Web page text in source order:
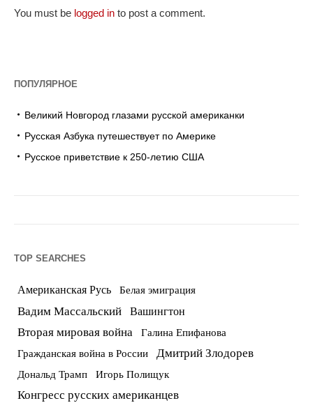
You must be logged in to post a comment.
ПОПУЛЯРНОЕ
Великий Новгород глазами русской американки
Русская Азбука путешествует по Америке
Русское приветствие к 250-летию США
TOP SEARCHES
Американская Русь Белая эмиграция
Вадим Массальский Вашингтон
Вторая мировая война Галина Епифанова
Гражданская война в России Дмитрий Злодорев
Дональд Трамп Игорь Полищук
Конгресс русских американцев